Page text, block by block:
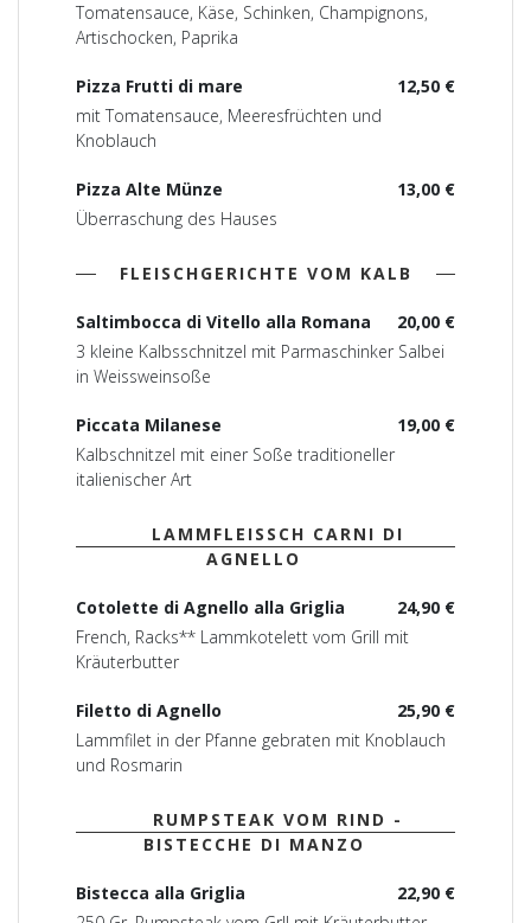
Tomatensauce, Käse, Schinken, Champignons,
Artischocken, Paprika
12,50 €
Pizza Frutti di mare
mit Tomatensauce, Meeresfrüchten und
Knoblauch
13,00 €
Pizza Alte Münze
Überraschung des Hauses
FLEISCHGERICHTE VOM KALB
20,00 €
Saltimbocca di Vitello alla Romana
3 kleine Kalbsschnitzel mit Parmaschinker Salbei
in Weissweinsoße
19,00 €
Piccata Milanese
Kalbschnitzel mit einer Soße traditioneller
italienischer Art
LAMMFLEISSCH CARNI DI
AGNELLO
24,90 €
Cotolette di Agnello alla Griglia
French, Racks** Lammkotelett vom Grill mit
Kräuterbutter
25,90 €
Filetto di Agnello
Lammfilet in der Pfanne gebraten mit Knoblauch
und Rosmarin
RUMPSTEAK VOM RIND -
BISTECCHE DI MANZO
22,90 €
Bistecca alla Griglia